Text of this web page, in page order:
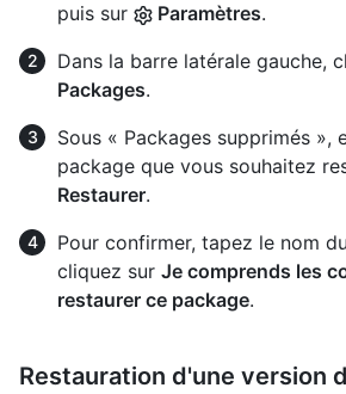
puis sur
Paramètres.
Dans la barre latérale gauche,
Packages.
Sous « Packages supprimés »,
package que vous souhaitez
Restaurer.
Pour confirmer, tapez le nom
cliquez sur Je comprends les
restaurer ce package.
Restauration d'une version